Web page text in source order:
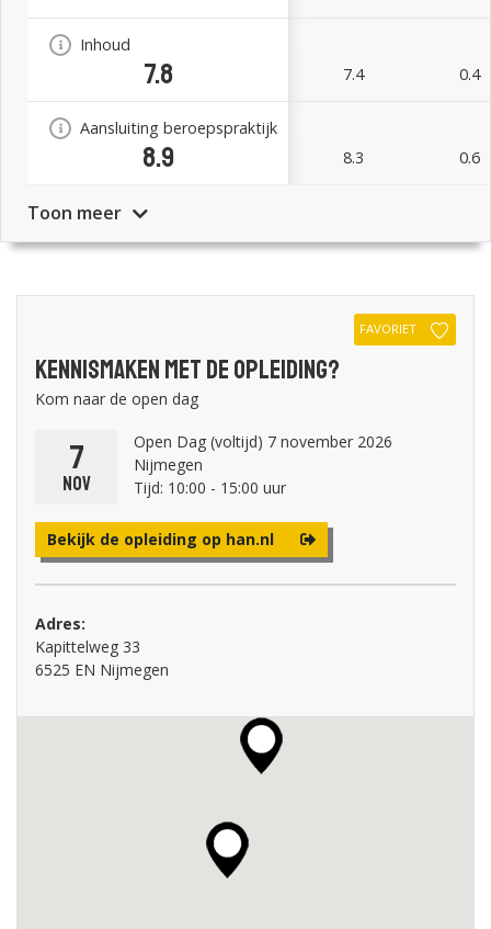
Inhoud
7.8 7.4 0.4
Aansluiting beroepspraktijk
8.9 8.3 0.6
Toon meer
FAVORIET
Kennismaken met de opleiding?
Kom naar de open dag
7
nov
Open Dag (voltijd) 7 november 2026
Nijmegen
Tijd: 10:00 - 15:00 uur
Bekijk de opleiding op han.nl
Adres:
Kapittelweg 33
6525 EN Nijmegen